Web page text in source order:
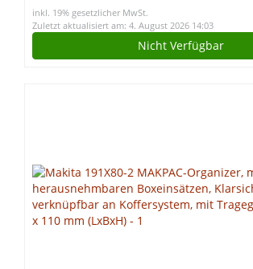
inkl. 19% gesetzlicher MwSt.
Zuletzt aktualisiert am: 4. August 2026 14:03
Nicht Verfügbar